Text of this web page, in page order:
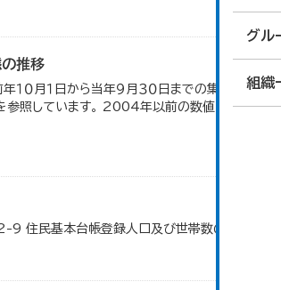
グル
組織
推移
１０月１日から当年９月３０日までの集計。 大仙
参照しています。 2004年以前の数値は合併前
2-9 住民基本台帳登録人口及び世帯数の推移」のデ